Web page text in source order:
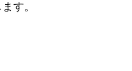
す。